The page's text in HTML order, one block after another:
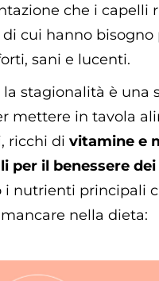
che i capelli
cui hanno bisogno
sani e lucenti.
la stagionalità è una
mettere in tavola
ricchi di vitamine e
per il benessere
i nutrienti principali
nella dieta: